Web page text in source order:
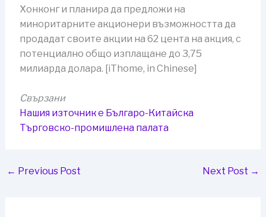
Хонконг и планира да предложи на
миноритарните акционери възможността да
продадат своите акции на 62 цента на акция, с
потенциално общо изплащане до 3,75
милиарда долара. [iThome, in Chinese]
Свързани
Нашия източник е Българо-Китайска
Търговско-промишлена палaта
← Previous Post Next Post →